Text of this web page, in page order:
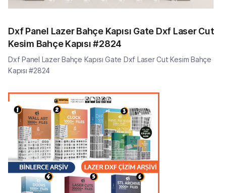
Dxf Panel Lazer Bahçe Kapısı Gate Dxf Laser Cut
Kesim Bahçe Kapısı #2824
Dxf Panel Lazer Bahçe Kapısı Gate Dxf Laser Cut Kesim Bahçe
Kapısı #2824